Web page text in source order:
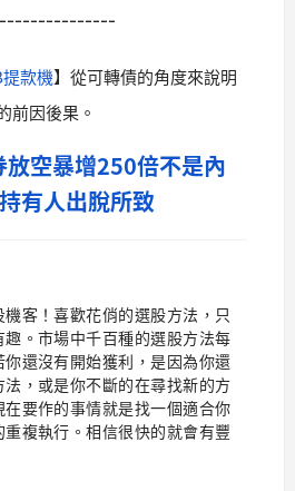
款機】 從可轉債的角度來說明
前因後果。
空暴增250倍不是內
有人出脫所致
客！喜歡花俏的選股方法，只
。市場中千百種的選股方法每
還沒有開始獲利，是因為你還
，或是你不斷的在尋找新的方
要作的事情就是找一個適合你
複執行。相信很快的就會有豐